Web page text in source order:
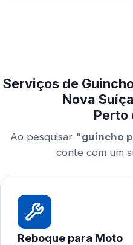
Serviços de
Nova
Perto
Ao pesquisar "guincho
conte com um
Reboque para Moto